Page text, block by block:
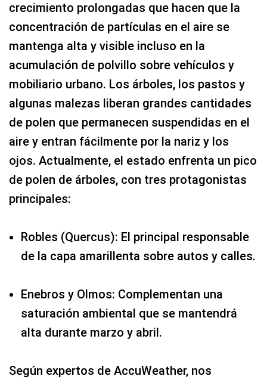
crecimiento prolongadas que hacen que la
concentración de partículas en el aire se
mantenga alta y visible incluso en la
acumulación de polvillo sobre vehículos y
mobiliario urbano. Los árboles, los pastos y
algunas malezas liberan grandes cantidades
de polen que permanecen suspendidas en el
aire y entran fácilmente por la nariz y los
ojos. Actualmente, el estado enfrenta un pico
de polen de árboles, con tres protagonistas
principales:
Robles (Quercus): El principal responsable
de la capa amarillenta sobre autos y calles.
Enebros y Olmos: Complementan una
saturación ambiental que se mantendrá
alta durante marzo y abril.
Según expertos de AccuWeather, nos